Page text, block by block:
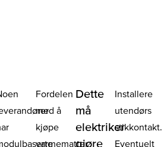
Fordelen
med å
kjøpe
varmematter
Dette
må
elektriker
gjøre
Installere
utendørs
stikkontakt.
Eventuelt